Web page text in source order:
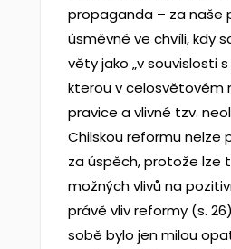
propaganda – za naše
úsměvné ve chvíli, kdy
věty jako „v souvislosti
kterou v celosvětovém
pravice a vlivné tzv.
Chilskou reformu nelze
za úspěch, protože lze
možných vlivů na
právě vliv reformy (s.
sobě bylo jen milou